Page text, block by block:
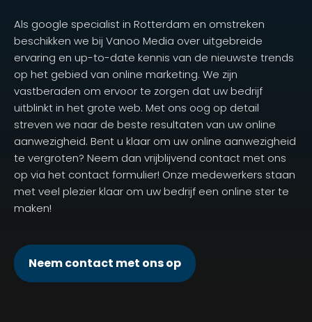
Als google specialist in Rotterdam en omstreken
beschikken we bij Vanoo Media over uitgebreide
ervaring en up-to-date kennis van de nieuwste trends
op het gebied van online marketing. We zijn
vastberaden om ervoor te zorgen dat uw bedrijf
uitblinkt in het grote web. Met ons oog op detail
streven we naar de beste resultaten van uw online
aanwezigheid. Bent u klaar om uw online aanwezigheid
te vergroten? Neem dan vrijblijvend contact met ons
op via het contact formulier! Onze medewerkers staan
met veel plezier klaar om uw bedrijf een online ster te
maken!
Neem contact met ons op